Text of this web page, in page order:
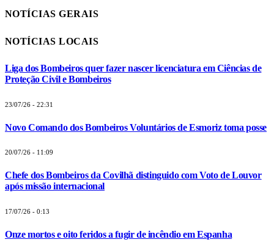
NOTÍCIAS GERAIS
NOTÍCIAS LOCAIS
Liga dos Bombeiros quer fazer nascer licenciatura em Ciências de
Proteção Civil e Bombeiros
23/07/26 - 22:31
Novo Comando dos Bombeiros Voluntários de Esmoriz toma posse
20/07/26 - 11:09
Chefe dos Bombeiros da Covilhã distinguido com Voto de Louvor
após missão internacional
17/07/26 - 0:13
Onze mortos e oito feridos a fugir de incêndio em Espanha